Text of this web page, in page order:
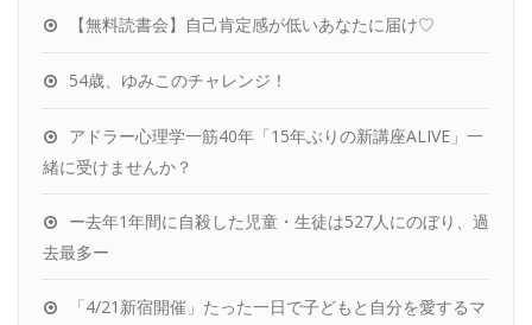
【無料読書会】自己肯定感が低いあなたに届け♡
54歳、ゆみこのチャレンジ！
アドラー心理学一筋40年「15年ぶりの新講座ALIVE」一
緒に受けませんか？
ー去年1年間に自殺した児童・生徒は527人にのぼり、過
去最多ー
「4/21新宿開催」たった一日で子どもと自分を愛するマ